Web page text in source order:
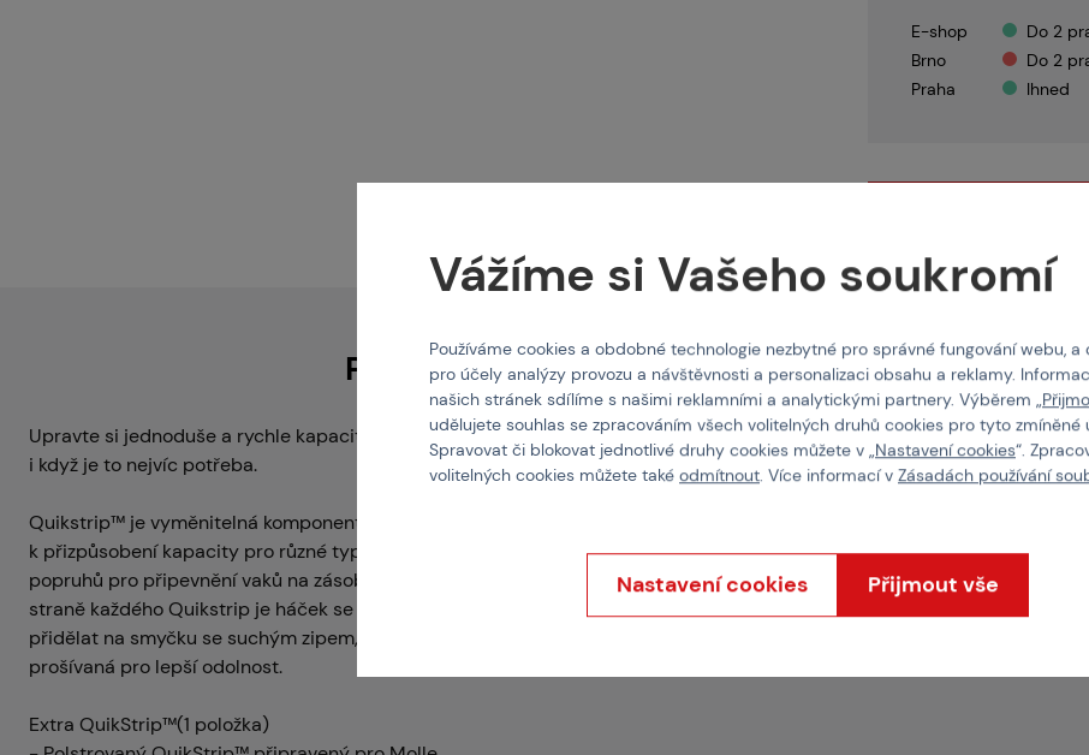
O nás
E-shop Do 2
Brno
Do 2
Praha
Ihned
Popis
Upravte si jednoduše a rychle kapacitu pro zásobníky kdykoliv budete chtít, ale
i když je to nejvíc potřeba.
Quikstrip™ je vyměnitelná komponenta MBS (Belt System) a je používána
k přizpůsobení kapacity pro různé typy zbraní. Každý Quikstrip má 2 řady Molle
popruhů pro připevnění vaků na zásobníky a ostatního příslušenství. Na zadní
straně každého Quikstrip je háček se suchým zipem, který se dá bezpečně
přidělat na smyčku se suchým zipem, která je opasku. Mírně vyztužená a dvakrát
prošívaná pro lepší odolnost.
Extra QuikStrip™(1 položka)
Vlastnosti
Kód produktu
Vážíme si Vašeho soukromí
Používáme cookies a obdobné technologie nezbytné pro správné fungování webu, a
pro účely analýzy provozu a návštěvnosti a personalizaci obsahu a reklamy.
našich stránek sdílíme s našimi reklamními a analytickými partnery. Výběrem „
udělujete souhlas se zpracováním všech volitelných druhů cookies pro tyto zmíněné
Spravovat či blokovat jednotlivé druhy cookies můžete v „Nastavení cookies“.
volitelných cookies můžete také odmítnout. Více informací v Zásadách používání
Nastavení cookies Přijmout vše